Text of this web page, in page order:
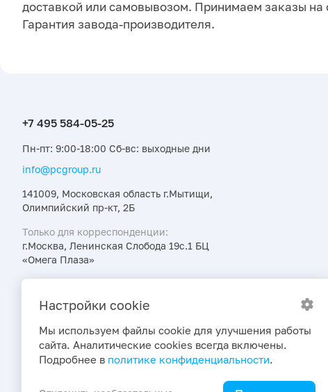
доставкой или самовывозом. Принимаем заказы на
Гарантия завода-производителя.
Пн-пт: 9:00-18:00 Сб-вс: выходные дни
info@pcgroup.ru
141009, Московская область г.Мытищи,
Олимпийский пр-кт, 2Б
Только для корреспонденции:
г.Москва, Ленинская Слобода 19с.1 БЦ
«Омега Плаза»
акциях и новостях первыми
Настройки cookie
Мы используем файлы cookie для улучшения работы
сайта. Аналитические cookies всегда включены.
Подробнее в политике конфиденциальности.